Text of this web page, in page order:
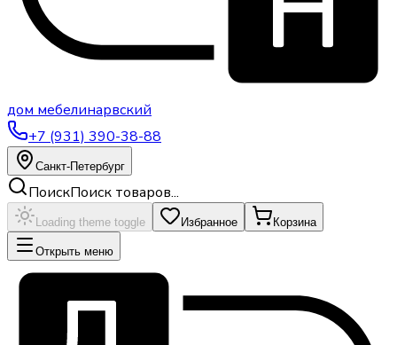
дом мебелинарвский
+7 (931) 390-38-88
Санкт-Петербург
ПоискПоиск товаров...
Loading theme toggle Избранное Корзина
Открыть меню